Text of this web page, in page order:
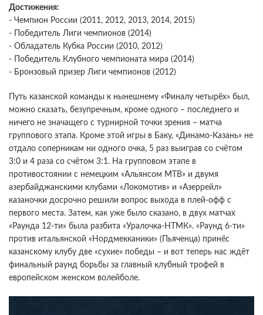
Достижения:
- Чемпион России (2011, 2012, 2013, 2014, 2015)
- Победитель Лиги чемпионов (2014)
- Обладатель Кубка России (2010, 2012)
- Победитель Клубного чемпионата мира (2014)
- Бронзовый призер Лиги чемпионов (2012)
Путь казанской команды к нынешнему «Финалу четырёх» был,
можно сказать, безупречным, кроме одного – последнего и
ничего не значащего с турнирной точки зрения – матча
группового этапа. Кроме этой игры в Баку, «Динамо-Казань» не
отдало соперникам ни одного очка, 5 раз выиграв со счётом
3:0 и 4 раза со счётом 3:1. На групповом этапе в
противостоянии с немецким «Альянсом МТВ» и двумя
азербайджанскими клубами «Локомотив» и «Азеррейл»
казаночки досрочно решили вопрос выхода в плей-офф с
первого места. Затем, как уже было сказано, в двух матчах
«Раунда 12-ти» была разбита «Уралочка-НТМК». «Раунд 6-ти»
против итальянской «Нордмекканики» (Пьяченца) принёс
казанскому клубу две «сухие» победы – и вот теперь нас ждёт
финальный раунд борьбы за главный клубный трофей в
европейском женском волейболе.